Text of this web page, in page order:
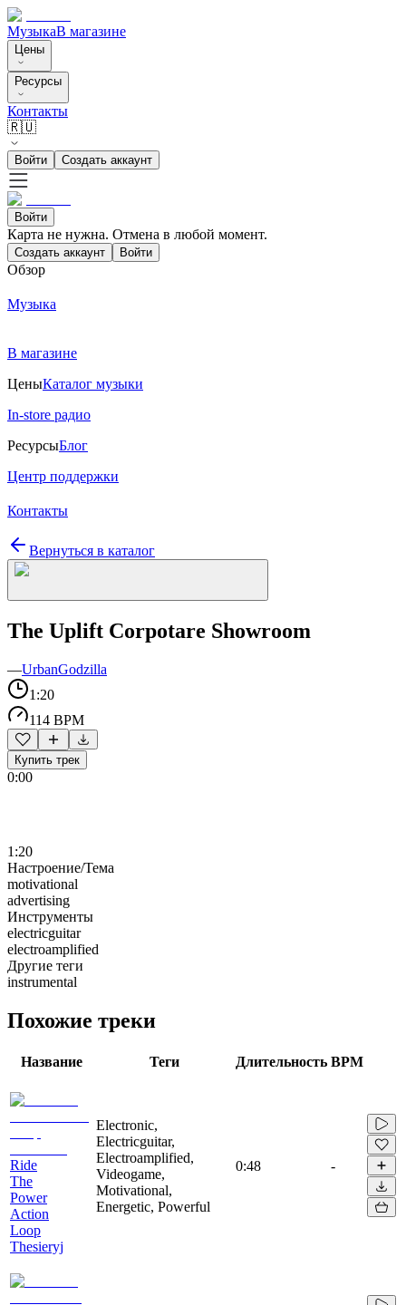
МузыкаВ магазине
Цены
Ресурсы
Контакты
🇷🇺
Войти Создать аккаунт
Войти
Карта не нужна. Отмена в любой момент.
Создать аккаунт Войти
Обзор
Музыка
В магазине
ЦеныКаталог музыки
In-store радио
РесурсыБлог
Центр поддержки
Контакты
Вернуться в каталог
The Uplift Corpotare Showroom
—UrbanGodzilla
1:20
114 BPM
Купить трек
0:00
1:20
Настроение/Тема
motivational
advertising
Инструменты
electricguitar
electroamplified
Другие теги
instrumental
Похожие треки
Название Теги Длительность BPM
Ride
The
Power
Action
Loop
Thesieryj
Electronic,
Electricguitar,
Electroamplified,
Videogame,
Motivational,
Energetic, Powerful
0:48 -